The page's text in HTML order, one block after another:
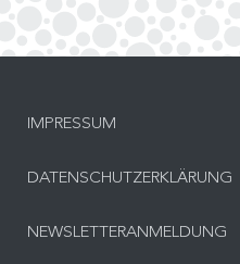
IMPRESSUM
DATENSCHUTZERKLÄRUNG
NEWSLETTERANMELDUNG